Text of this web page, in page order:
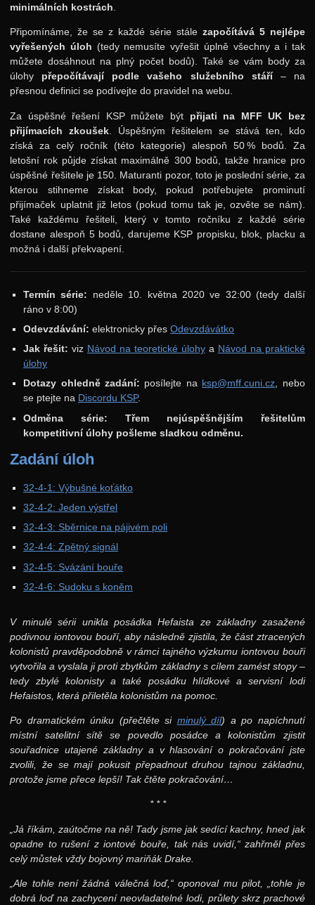
minimálních kostrách
Připomínáme, že se z každé série stále započítává 5 nejlépe
vyřešených úloh (tedy nemusíte vyřešit úplně všechny a i tak
můžete dosáhnout na plný počet bodů). Také se vám body za
úlohy přepočítávají podle vašeho služebního stáří– na
přesnou definici se podívejte do pravidel na webu.
Za úspěšné řešení KSP můžete být přijati na MFF UK bez
přijímacích zkoušek . Úspěšným řešitelem se stává ten, kdo
získá za celý ročník (této kategorie) alespoň 50 % bodů. Za
letošní rok půjde získat maximálně 300 bodů, takže hranice pro
úspěšné řešitele je 150. Maturanti pozor, toto je poslední série, za
kterou stihneme získat body, pokud potřebujete prominutí
přijímaček uplatnit již letos (pokud tomu tak je, ozvěte se nám).
Také každému řešiteli, který v tomto ročníku z každé série
dostane alespoň 5 bodů, darujeme KSP propisku, blok, placku a
možná i další překvapení.
Termín série: neděle 10. května 2020 ve 32:00 (tedy další
ráno v 8:00)
Odevzdávání: elektronicky přesOdevzdávátko
Jak řešit: viz Návod na teoretické úlohya Návod na praktické
úlohy
Dotazy ohledně zadání: posílejte na ksp@mff.cuni.cz, nebo
se ptejte na Discordu KSP.
Odměna série:
Třem nejúspěšnějším řešitelům
kompetitivní úlohy pošleme sladkou odměnu.
Zadání úloh
32-4-1: Výbušné koťátko
32-4-2: Jeden výstřel
32-4-3: Sběrnice na pájivém poli
32-4-4: Zpětný signál
32-4-5: Svázání bouře
32-4-6: Sudoku s koněm
V minulé sérii unikla posádka Hefaista ze základny zasažené
podivnou iontovou bouří, aby následně zjistila, že část ztracených
kolonistů pravděpodobně v rámci tajného výzkumu iontovou bouři
vytvořila a vyslala ji proti zbytkům základny s cílem zamést stopy –
tedy zbylé kolonisty a také posádku hlídkové a servisní lodi
Hefaistos, která přiletěla kolonistům na pomoc.
Po dramatickém úniku (přečtěte si minulý díl) a po napíchnutí
místní satelitní sítě se povedlo posádce a kolonistům zjistit
souřadnice utajené základny a v hlasování o pokračování jste
zvolili, že se mají pokusit přepadnout druhou tajnou základnu,
protože jsme přece lepší! Tak čtěte pokračování…
* * *
„Já říkám, zaútočme na ně! Tady jsme jak sedící kachny, hned jak
opadne to rušení z iontové bouře, tak nás uvidí,“ zahřměl přes
celý můstek vždy bojovný mariňák Drake.
„Ale tohle není žádná válečná loď,“ oponoval mu pilot, „tohle je
dobrá loď na zachycení neovladatelné lodi, průlety skrz prachové
Zadání 1. série
Řešení
Komentáře
Výsledky
Řešení
Komentáře
Výsledky
Zadání 3. série
Řešení
Výsledky
Zadání 4. série
Řešení
Zadání 5. série
Řešení
Výsledky
Kuchařky
Základní algoritmy
Halda a cesty
Toky v sítích
Minimální kostry
Seriál o OSM
31. ročník: 18/19
28. ročník: 15/16
27. ročník: 14/15
26. ročník: 13/14
25. ročník: 12/13
24. ročník: 11/12
23. ročník: 10/11
20. ročník: 07/08
18. ročník: 05/06